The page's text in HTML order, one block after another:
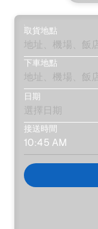
取貨地點
下車地點
日期
接送時間